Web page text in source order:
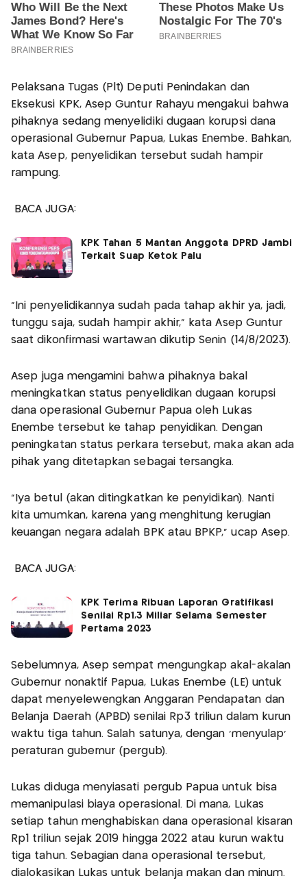
Pelaksana Tugas (Plt) Deputi Penindakan dan
Eksekusi KPK, Asep Guntur Rahayu mengakui bahwa
pihaknya sedang menyelidiki dugaan korupsi dana
operasional Gubernur Papua, Lukas Enembe. Bahkan,
kata Asep, penyelidikan tersebut sudah hampir
rampung.
BACA JUGA:
KPK Tahan 5 Mantan Anggota DPRD Jambi
Terkait Suap Ketok Palu
"Ini penyelidikannya sudah pada tahap akhir ya, jadi,
tunggu saja, sudah hampir akhir," kata Asep Guntur
saat dikonfirmasi wartawan dikutip Senin (14/8/2023).
Asep juga mengamini bahwa pihaknya bakal
meningkatkan status penyelidikan dugaan korupsi
dana operasional Gubernur Papua oleh Lukas
Enembe tersebut ke tahap penyidikan. Dengan
peningkatan status perkara tersebut, maka akan ada
pihak yang ditetapkan sebagai tersangka.
"Iya betul (akan ditingkatkan ke penyidikan). Nanti
kita umumkan, karena yang menghitung kerugian
keuangan negara adalah BPK atau BPKP," ucap Asep.
BACA JUGA:
KPK Terima Ribuan Laporan Gratifikasi
Senilai Rp1,3 Miliar Selama Semester
Pertama 2023
Sebelumnya, Asep sempat mengungkap akal-akalan
Gubernur nonaktif Papua, Lukas Enembe (LE) untuk
dapat menyelewengkan Anggaran Pendapatan dan
Belanja Daerah (APBD) senilai Rp3 triliun dalam kurun
waktu tiga tahun. Salah satunya, dengan 'menyulap'
peraturan gubernur (pergub).
Lukas diduga menyiasati pergub Papua untuk bisa
memanipulasi biaya operasional. Di mana, Lukas
setiap tahun menghabiskan dana operasional kisaran
Rp1 triliun sejak 2019 hingga 2022 atau kurun waktu
tiga tahun. Sebagian dana operasional tersebut,
dialokasikan Lukas untuk belanja makan dan minum.